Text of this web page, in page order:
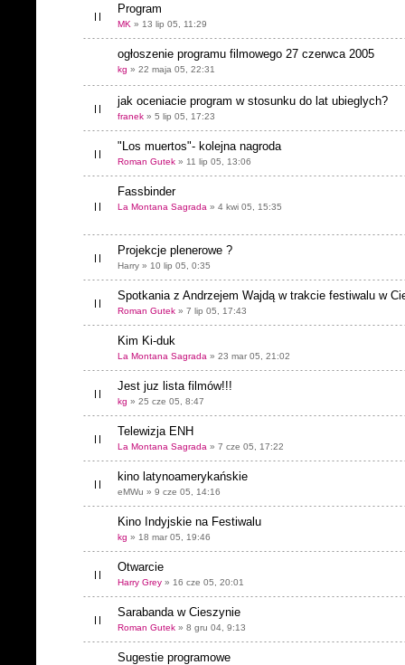
Program
MK » 13 lip 05, 11:29
ogłoszenie programu filmowego 27 czerwca 2005
kg » 22 maja 05, 22:31
jak oceniacie program w stosunku do lat ubieglych?
franek » 5 lip 05, 17:23
"Los muertos"- kolejna nagroda
Roman Gutek » 11 lip 05, 13:06
Fassbinder
La Montana Sagrada » 4 kwi 05, 15:35
Projekcje plenerowe ?
Harry » 10 lip 05, 0:35
Spotkania z Andrzejem Wajdą w trakcie festiwalu w
Roman Gutek » 7 lip 05, 17:43
Kim Ki-duk
La Montana Sagrada » 23 mar 05, 21:02
Jest juz lista filmów!!!
kg » 25 cze 05, 8:47
Telewizja ENH
La Montana Sagrada » 7 cze 05, 17:22
kino latynoamerykańskie
eMWu » 9 cze 05, 14:16
Kino Indyjskie na Festiwalu
kg » 18 mar 05, 19:46
Otwarcie
Harry Grey » 16 cze 05, 20:01
Sarabanda w Cieszynie
Roman Gutek » 8 gru 04, 9:13
Sugestie programowe